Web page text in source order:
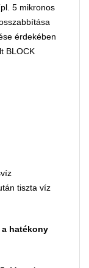
5 mikronos
érdekében
BLOCK
tiszta víz
hatékony